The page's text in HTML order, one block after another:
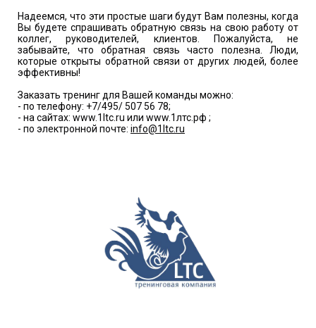
Надеемся, что эти простые шаги будут Вам полезны, когда
Вы будете спрашивать обратную связь на свою работу от
коллег, руководителей, клиентов. Пожалуйста, не
забывайте, что обратная связь часто полезна. Люди,
которые открыты обратной связи от других людей, более
эффективны!
Заказать тренинг для Вашей команды можно:
- по телефону: +7/495/ 507 56 78;
- на сайтах: www.1ltc.ru или www.1лтс.рф ;
- по электронной почте: info@1ltc.ru